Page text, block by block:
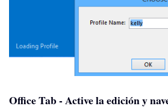
Office Tab - Active la edición y